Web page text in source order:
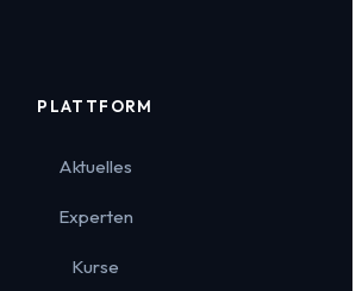
PLATTFORM
Aktuelles
Experten
Kurse